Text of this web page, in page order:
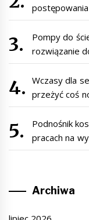
Pompy do
rozwiązanie
Wczasy dla
przeżyć coś
Podnośnik
pracach na
Archiwa